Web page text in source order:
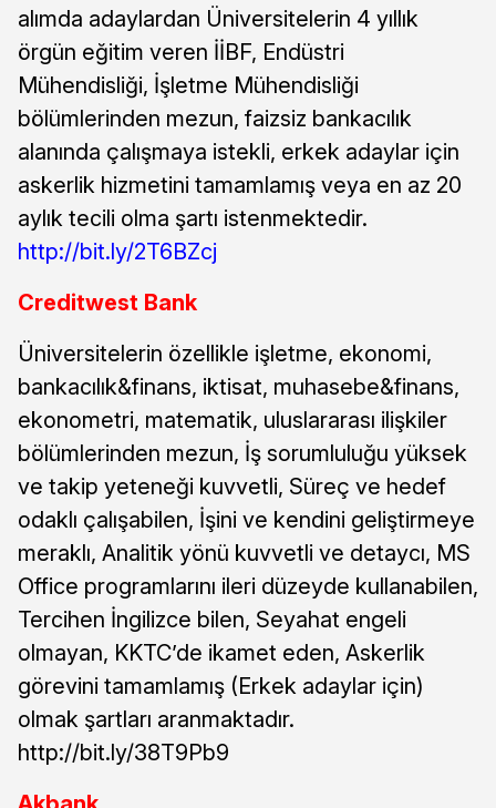
alımda adaylardan Üniversitelerin 4 yıllık
örgün eğitim veren İİBF, Endüstri
Mühendisliği, İşletme Mühendisliği
bölümlerinden mezun, faizsiz bankacılık
alanında çalışmaya istekli, erkek adaylar için
askerlik hizmetini tamamlamış veya en az 20
aylık tecili olma şartı istenmektedir.
http://bit.ly/2T6BZcj
Creditwest Bank
Üniversitelerin özellikle işletme, ekonomi,
bankacılık&finans, iktisat, muhasebe&finans,
ekonometri, matematik, uluslararası ilişkiler
bölümlerinden mezun, İş sorumluluğu yüksek
ve takip yeteneği kuvvetli, Süreç ve hedef
odaklı çalışabilen, İşini ve kendini geliştirmeye
meraklı, Analitik yönü kuvvetli ve detaycı, MS
Office programlarını ileri düzeyde kullanabilen,
Tercihen İngilizce bilen, Seyahat engeli
olmayan, KKTC’de ikamet eden, Askerlik
görevini tamamlamış (Erkek adaylar için)
olmak şartları aranmaktadır.
http://bit.ly/38T9Pb9